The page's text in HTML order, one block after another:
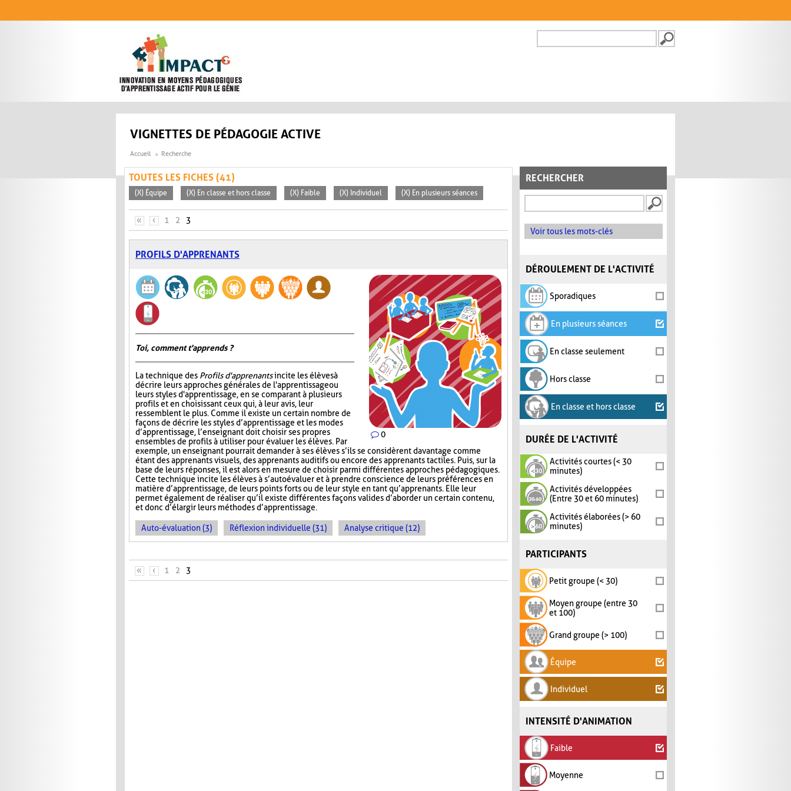
FORMULAIRE DE
VIGNETTES DE PÉDAGOGIE ACTIVE
Accueil Recherche
RECHERCHER
Voir tous les mots-clés
DÉROULEMENT DE L'ACTIVITÉ
Sporadiques
En plusieurs séances
En classe seulement
Hors classe
En classe et hors classe
DURÉE DE L'ACTIVITÉ
Activités courtes (< 30
minutes)
Activités développées
(Entre 30 et 60 minutes)
Activités élaborées (> 60
minutes)
PARTICIPANTS
Petit groupe (< 30)
Moyen groupe (entre 30
et 100)
Grand groupe (> 100)
Équipe
Individuel
INTENSITÉ D'ANIMATION
Faible
Moyenne
TOUTES LES FICHES (41)
(X) Équipe (X) En classe et hors classe (X) Faible (X) Individuel (X) En plusieurs séances
PAGES
« ‹ 1 2 3
PROFILS D'APPRENANTS
0
Toi, comment t'apprends ?
La technique des Profils d'apprenantsincite les élèves à
décrire leurs approches générales de l'apprentissage ou
leurs styles d'apprentissage, en se comparant à plusieurs
profils et en choisissant ceux qui, à leur avis, leur
ressemblent le plus. Comme il existe un certain nombre de
façons de décrire les styles d’apprentissage et les modes
d’apprentissage, l’enseignant doit choisir ses propres
ensembles de profils à utiliser pour évaluer les élèves. Par
exemple, un enseignant pourrait demander à ses élèves s’ils se considèrent davantage comme
étant des apprenants visuels, des apprenants auditifs ou encore des apprenants tactiles. Puis, sur la
base de leurs réponses, il est alors en mesure de choisir parmi différentes approches pédagogiques.
Cette technique incite les élèves à s’autoévaluer et à prendre conscience de leurs préférences en
matière d’apprentissage, de leurs points forts ou de leur style en tant qu’apprenants. Elle leur
permet également de réaliser qu’il existe différentes façons valides d’aborder un certain contenu,
et donc d’élargir leurs méthodes d’apprentissage.
Auto-évaluation (3) Réflexion individuelle (31) Analyse critique (12)
« ‹ 1 2 3